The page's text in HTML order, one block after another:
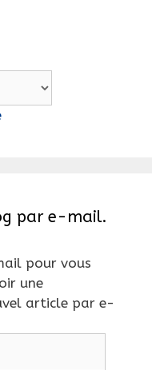
par e-mail.
pour vous
une
article par e-